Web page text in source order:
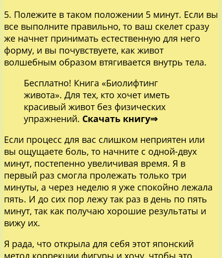
5. Полежите в таком положении 5 минут. Если вы
все выполните правильно, то ваш скелет сразу
же начнет принимать естественную для него
форму, и вы почувствуете, как живот
волшебным образом втягивается внутрь тела.
Бесплатно! Книга «Биолифтинг
живота». Для тех, кто хочет иметь
красивый живот без физических
упражнений. Скачать книгу⇒
Если процесс для вас слишком неприятен или
вы ощущаете боль, то начните с одной-двух
минут, постепенно увеличивая время. Я в
первый раз смогла пролежать только три
минуты, а через неделю я уже спокойно лежала
пять. И до сих пор лежу так раз в день по пять
минут, так как получаю хорошие результаты и
вижу их.
Я рада, что открыла для себя этот японский
метод коррекции фигуры и хочу, чтобы это